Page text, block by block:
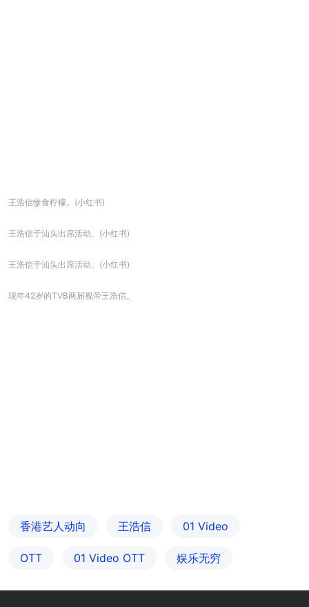
王浩信惨食柠檬。(小红书)
王浩信于汕头出席活动。(小红书)
王浩信于汕头出席活动。(小红书)
现年42岁的TVB两届视帝王浩信。
香港艺人动向 王浩信 01 Video
OTT 01‌ ‌Video‌ ‌OTT 娱乐无穷